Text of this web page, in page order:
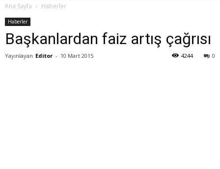
Ana Sayfa Haberler
Haberler
Başkanlardan faiz artış çağrısı
Yayınlayan Editor - 10 Mart 2015 0
4244